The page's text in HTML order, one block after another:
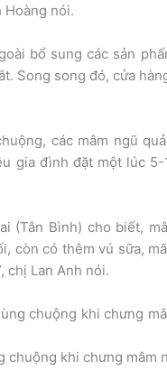
Hoàng nói.
bổ sung các sản
Song song đó, cửa
các mâm ngũ
gia đình đặt một lúc
(Tân Bình) cho biết,
còn có thêm vú sữa,
chị Lan Anh nói.
khi chưng mâm